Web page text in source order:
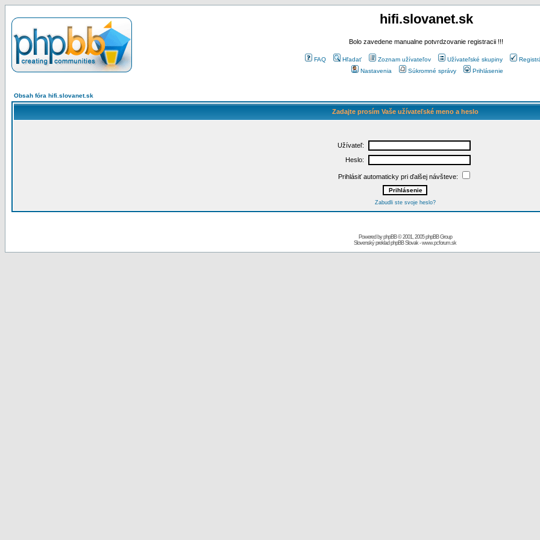
hifi.slovanet.sk
Bolo zavedene manualne potvrdzovanie registracii !!!
FAQ Hľadať Zoznam užívateľov Užívateľské skupiny
Nastavenia
Súkromné správy Prihlásenie
Obsah fóra hifi.slovanet.sk
Zadajte prosím Vaše užívateľské meno a heslo
Užívateľ:
Heslo:
Prihlásiť automaticky pri ďalšej návšteve:
Zabudli ste svoje heslo?
Powered byphpBB© 2001, 2005 phpBB Group
Slovenský preklad phpBB Slovak-www.pcforum.sk